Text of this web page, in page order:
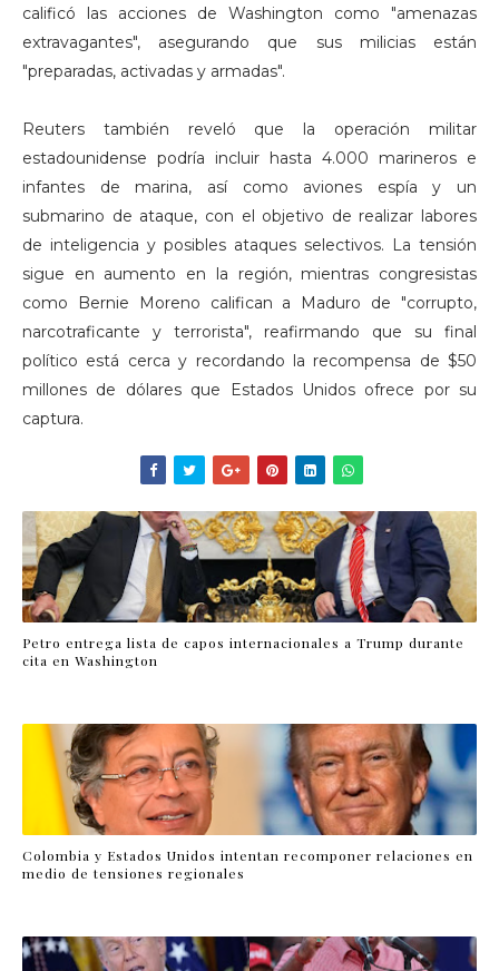
calificó las acciones de Washington como "amenazas
extravagantes", asegurando que sus milicias están
"preparadas, activadas y armadas".
Reuters también reveló que la operación militar
estadounidense podría incluir hasta 4.000 marineros e
infantes de marina, así como aviones espía y un
submarino de ataque, con el objetivo de realizar labores
de inteligencia y posibles ataques selectivos. La tensión
sigue en aumento en la región, mientras congresistas
como Bernie Moreno califican a Maduro de "corrupto,
narcotraficante y terrorista", reafirmando que su final
político está cerca y recordando la recompensa de $50
millones de dólares que Estados Unidos ofrece por su
captura.
Petro entrega lista de capos internacionales a Trump durante
cita en Washington
Colombia y Estados Unidos intentan recomponer relaciones en
medio de tensiones regionales